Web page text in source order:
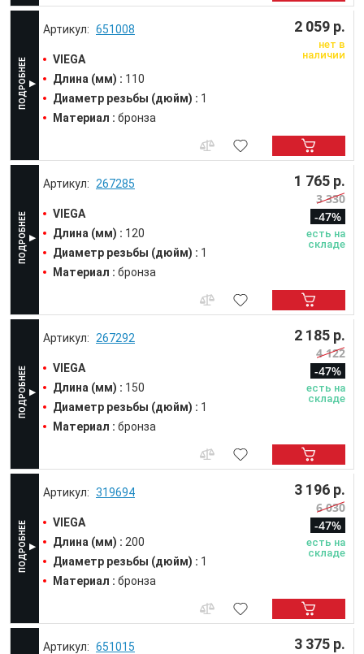
651008
VIEGA
Длина (мм) : 110
Диаметр резьбы (дюйм) : 1
Материал : бронза
2 059 р.
нет в
наличии
267285
VIEGA
Длина (мм) : 120
Диаметр резьбы (дюйм) : 1
Материал : бронза
1 765 р.
3 330
-47%
есть на
складе
267292
VIEGA
Длина (мм) : 150
Диаметр резьбы (дюйм) : 1
Материал : бронза
2 185 р.
4 122
-47%
есть на
складе
319694
VIEGA
Длина (мм) : 200
Диаметр резьбы (дюйм) : 1
Материал : бронза
3 196 р.
6 030
-47%
есть на
складе
651015 3 375 р.